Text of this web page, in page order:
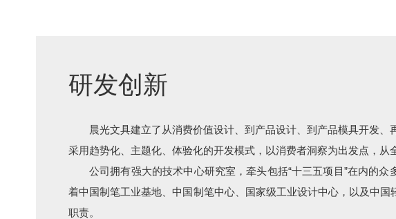
研发创新
晨光文具建立了从消费价值设计、到产品设计、到产品模具开发、
采用趋势化、主题化、体验化的开发模式，以消费者洞察为出发点，从
公司拥有强大的技术中心研究室，牵头包括“十三五项目”在内的
着中国制笔工业基地、中国制笔中心、国家级工业设计中心，以及中
职责。